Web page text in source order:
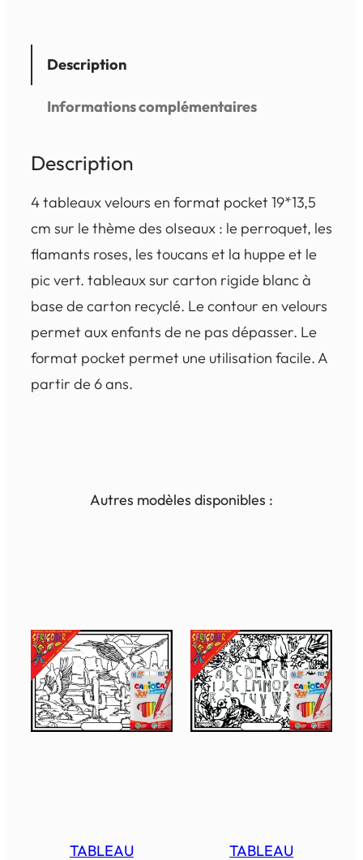
Description
Informations complémentaires
Description
4 tableaux velours en format pocket 19*13,5
cm sur le thème des oIseaux : le perroquet, les
flamants roses, les toucans et la huppe et le
pic vert. tableaux sur carton rigide blanc à
base de carton recyclé. Le contour en velours
permet aux enfants de ne pas dépasser. Le
format pocket permet une utilisation facile. A
partir de 6 ans.
Autres modèles disponibles :
TABLEAU
TABLEAU